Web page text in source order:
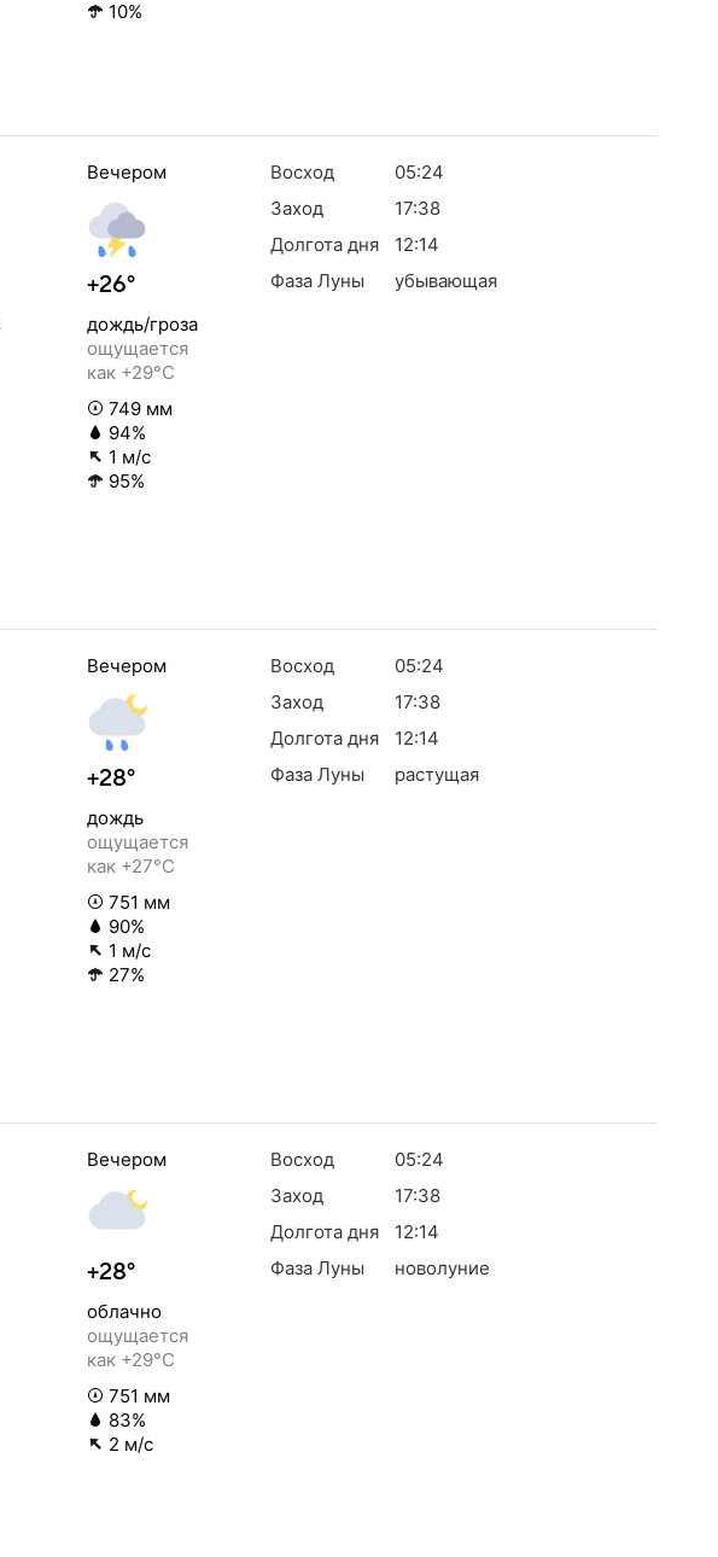
10%
Вечером
+26°
дождь/гроза
ощущается
как +29°C
749 мм
94%
1 м/с
95%
Восход
05:24
Заход
17:38
Долгота дня
12:14
Фаза Луны
убывающая
Вечером
+28°
дождь
ощущается
как +27°C
751 мм
90%
1 м/с
27%
Восход
05:24
Заход
17:38
Долгота дня
12:14
Фаза Луны
растущая
Вечером
+28°
облачно
ощущается
как +29°C
751 мм
83%
2 м/с
Восход
05:24
Заход
17:38
Долгота дня
12:14
Фаза Луны
новолуние